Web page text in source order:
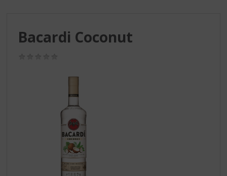
Bacardi Coconut